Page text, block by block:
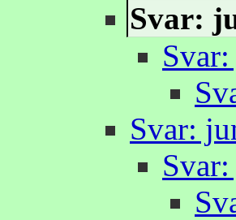
Svar:
Svar: